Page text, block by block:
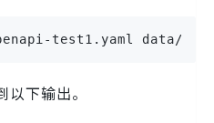
test1.yaml data/
下输出。